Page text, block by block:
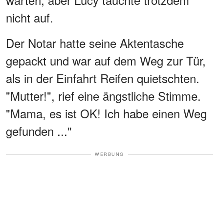
nicht auf.
Der Notar hatte seine Aktentasche
gepackt und war auf dem Weg zur Tür,
als in der Einfahrt Reifen quietschten.
"Mutter!", rief eine ängstliche Stimme.
"Mama, es ist OK! Ich habe einen Weg
gefunden ..."
WERBUNG